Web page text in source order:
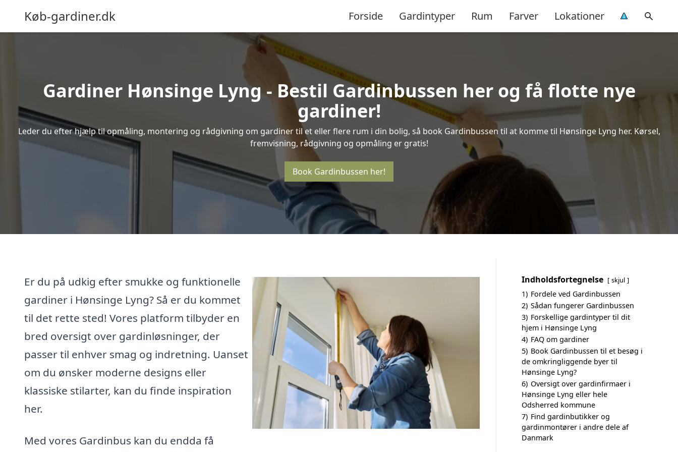
Køb-gardiner.dk Forside Gardintyper Rum Farver Lokationer
Gardiner Hønsinge Lyng - Bestil Gardinbussen her og få flotte nye
gardiner!
Leder du efter hjælp til opmåling, montering og rådgivning om gardiner til et eller flere rum i din bolig, så book Gardinbussen til at komme til Hønsinge Lyng her. Kørsel,
fremvisning, rådgivning og opmåling er gratis!
Book Gardinbussen her!
Er du på udkig efter smukke og funktionelle
gardiner i Hønsinge Lyng? Så er du kommet
til det rette sted! Vores platform tilbyder en
bred oversigt over gardinløsninger, der
passer til enhver smag og indretning. Uanset
om du ønsker moderne designs eller
klassiske stilarter, kan du finde inspiration
her.
Med vores Gardinbus kan du endda få
Indholdsfortegnelse skjul
1) Fordele ved Gardinbussen
2) Sådan fungerer Gardinbussen
3) Forskellige gardintyper til dit
hjem i Hønsinge Lyng
4) FAQ om gardiner
5) Book Gardinbussen til et besøg i
de omkringliggende byer til
Hønsinge Lyng?
6) Oversigt over gardinfirmaer i
Hønsinge Lyng eller hele
Odsherred kommune
7) Find gardinbutikker og
gardinmontører i andre dele af
Danmark